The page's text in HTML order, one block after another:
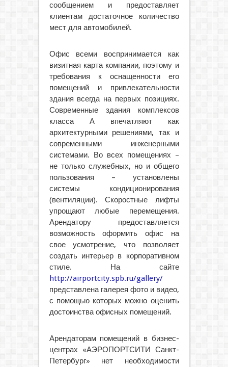
сообщением и предоставляет
клиентам достаточное количество
мест для автомобилей.
Офис всеми воспринимается как
визитная карта компании, поэтому и
требования к оснащенности его
помещений и привлекательности
здания всегда на первых позициях.
Современные здания комплексов
класса А впечатляют как
архитектурными решениями, так и
современными инженерными
системами. Во всех помещениях –
не только служебных, но и общего
пользования – установлены
системы кондиционирования
(вентиляции). Скоростные лифты
упрощают любые перемещения.
Арендатору предоставляется
возможность оформить офис на
свое усмотрение, что позволяет
создать интерьер в корпоративном
стиле. На сайте
http://airportcity.spb.ru/gallery/
представлена галерея фото и видео,
с помощью которых можно оценить
достоинства офисных помещений.
Арендаторам помещений в бизнес-
центрах «АЭРОПОРТСИТИ Санкт-
Петербург» нет необходимости